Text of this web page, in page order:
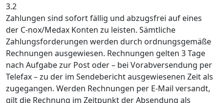
3.2
Zahlungen sind sofort fällig und abzugsfrei auf eines
der C-nox/Medax Konten zu leisten. Sämtliche
Zahlungsforderungen werden durch ordnungsgemäße
Rechnungen ausgewiesen. Rechnungen gelten 3 Tage
nach Aufgabe zur Post oder – bei Vorabversendung per
Telefax – zu der im Sendebericht ausgewiesenen Zeit als
zugegangen. Werden Rechnungen per E-Mail versandt,
gilt die Rechnung im Zeitpunkt der Absendung als